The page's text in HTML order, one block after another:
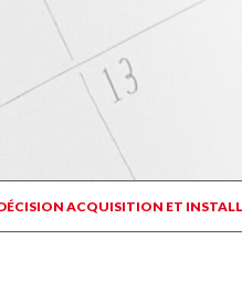
ACQUISITION ET